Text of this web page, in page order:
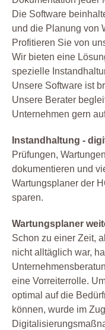
Die Software
und die Planung von
Profitieren Sie von
Wir bieten eine
spezielle
Unsere Software ist
Unsere Berater
Unternehmen gern
Instandhaltung -
Prüfungen,
dokumentieren und
Wartungsplaner der
sparen.
Wartungsplaner
Schon zu einer Zeit,
nicht alltäglich war,
eine Vorreiterrolle.
optimal auf die
können, wurde im